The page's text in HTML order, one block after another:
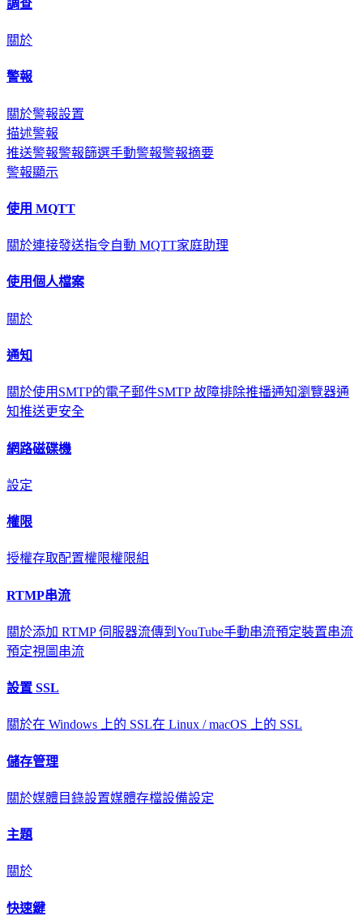
調查
關於
警報
關於警報設置
描述警報
推送警報警報篩選手動警報警報摘要
警報顯示
使用 MQTT
關於連接發送指令自動 MQTT家庭助理
使用個人檔案
關於
通知
關於使用SMTP的電子郵件SMTP 故障排除推播通知瀏覽器通
知推送更安全
網路磁碟機
設定
權限
授權存取配置權限權限組
RTMP串流
關於添加 RTMP 伺服器流傳到YouTube手動串流預定裝置串流
預定視圖串流
設置 SSL
關於在 Windows 上的 SSL在 Linux / macOS 上的 SSL
儲存管理
關於媒體目錄設置媒體存檔設備設定
主題
關於
快速鍵